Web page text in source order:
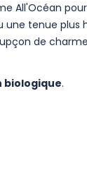
All'Océan
tenue plus
de
biologique.